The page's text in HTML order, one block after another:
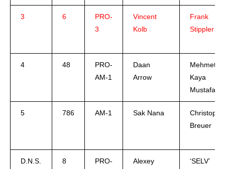
3 6
PRO-
3
Vincent
Kolb
Frank
Stippler
4 48
PRO-
AM-1
Daan
Arrow
Mehmet
Kaya
Mustafa
5 786 AM-1 Sak Nana
Christoph
Breuer
D.N.S. 8
PRO-
Alexey
‘SELV’